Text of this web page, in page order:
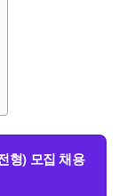
형) 모집 채용